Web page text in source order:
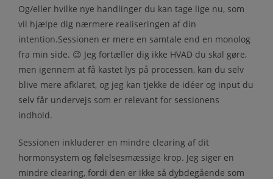
Og/eller hvilke nye handlinger du kan tage lige nu, som
vil hjælpe dig nærmere realiseringen af din
intention.Sessionen er mere en samtale end en monolog
fra min side. 😉 Jeg fortæller dig ikke HVAD du skal gøre,
men igennem at få kastet lys på processen, kan du selv
blive mere afklaret, og jeg kan tjekke de idéer og input du
selv får undervejs som er relevant for sessionens
indhold.
Sessionen inkluderer en mindre clearing af dit
hormonsystem og følelsesmæssige krop. Jeg siger en
mindre clearing, fordi den er ikke så dybdegående som